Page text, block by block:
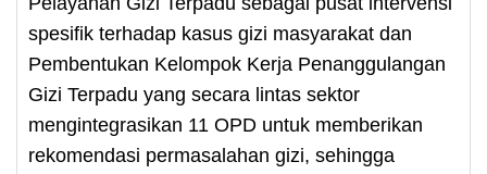
spesifik terhadap kasus gizi masyarakat dan
Pembentukan Kelompok Kerja Penanggulangan
Gizi Terpadu yang secara lintas sektor
mengintegrasikan 11 OPD untuk memberikan
rekomendasi permasalahan gizi, sehingga